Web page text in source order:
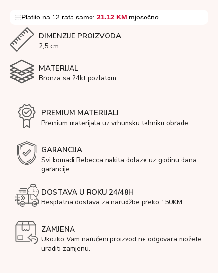
Platite na 12 rata samo: 21.12 KM mjesečno.
DIMENZIJE PROIZVODA
2,5 cm.
MATERIJAL
Bronza sa 24kt pozlatom.
PREMIUM MATERIJALI
Premium materijala uz vrhunsku tehniku obrade.
GARANCIJA
Svi komadi Rebecca nakita dolaze uz godinu dana
garancije.
DOSTAVA U ROKU 24/48H
Besplatna dostava za narudžbe preko 150KM.
ZAMJENA
Ukoliko Vam naručeni proizvod ne odgovara možete
uraditi zamjenu.